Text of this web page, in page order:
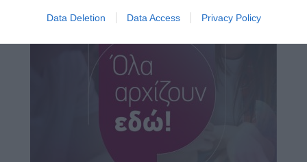
Data Deletion Data Access Privacy Policy